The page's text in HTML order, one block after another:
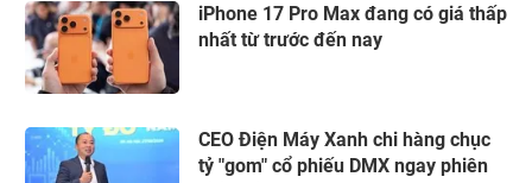
iPhone 17 Pro Max đang có giá thấp
nhất từ trước đến nay
CEO Điện Máy Xanh chi hàng chục
tỷ "gom" cổ phiếu DMX ngay phiên